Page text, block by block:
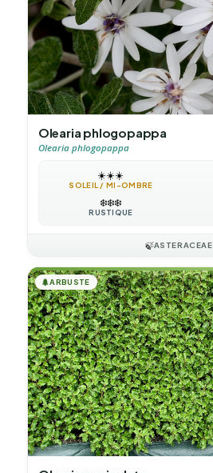
Olearia phlogopappa
Olearia phlogopappa
☀️☀️☀️
SOLEIL / MI-OMBRE
❄️❄️❄️
RUSTIQUE
🍃ASTERACEAE
🌲ARBUSTE